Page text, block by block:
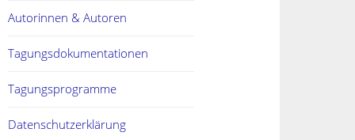
Autorinnen & Autoren
Tagungsdokumentationen
Tagungsprogramme
Datenschutzerklärung